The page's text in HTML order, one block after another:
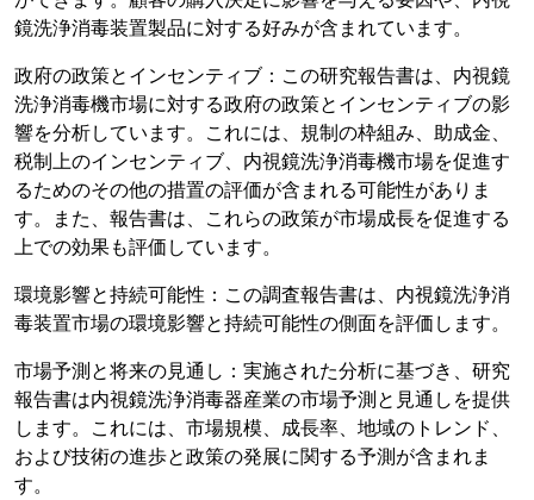
鏡洗浄消毒装置製品に対する好みが含まれています。
政府の政策とインセンティブ：この研究報告書は、内視鏡
洗浄消毒機市場に対する政府の政策とインセンティブの影
響を分析しています。これには、規制の枠組み、助成金、
税制上のインセンティブ、内視鏡洗浄消毒機市場を促進す
るためのその他の措置の評価が含まれる可能性がありま
す。また、報告書は、これらの政策が市場成長を促進する
上での効果も評価しています。
環境影響と持続可能性：この調査報告書は、内視鏡洗浄消
毒装置市場の環境影響と持続可能性の側面を評価します。
市場予測と将来の見通し：実施された分析に基づき、研究
報告書は内視鏡洗浄消毒器産業の市場予測と見通しを提供
します。これには、市場規模、成長率、地域のトレンド、
および技術の進歩と政策の発展に関する予測が含まれま
す。